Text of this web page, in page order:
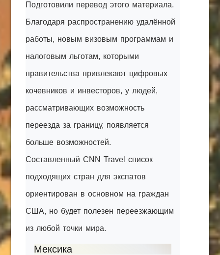
Подготовили перевод этого материала.
Благодаря распространению удалённой
работы, новым визовым программам и
налоговым льготам, которыми
правительства привлекают цифровых
кочевников и инвесторов, у людей,
рассматривающих возможность
переезда за границу, появляется
больше возможностей.
Составленный CNN Travel список
подходящих стран для экспатов
ориентирован в основном на граждан
США, но будет полезен переезжающим
из любой точки мира.
Мексика